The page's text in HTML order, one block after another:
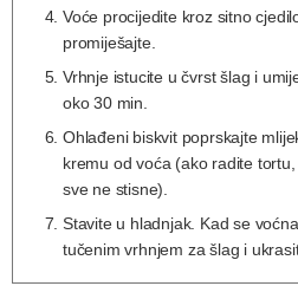
Voće procijedite kroz sitno
promiješajte.
Vrhnje istucite u čvrst šlag i
oko 30 min.
Ohlađeni biskvit poprskajte
kremu od voća (ako radite
sve ne stisne).
Stavite u hladnjak. Kad se
tučenim vrhnjem za šlag i